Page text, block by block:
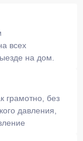
всех
на дом.
грамотно, без
давления,